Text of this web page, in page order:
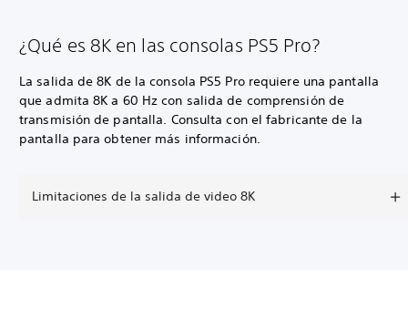
¿Qué es 8K en las consolas PS5 Pro?
La salida de 8K de la consola PS5 Pro requiere una pantalla
que admita 8K a 60 Hz con salida de comprensión de
transmisión de pantalla. Consulta con el fabricante de la
pantalla para obtener más información.
Limitaciones de la salida de video 8K